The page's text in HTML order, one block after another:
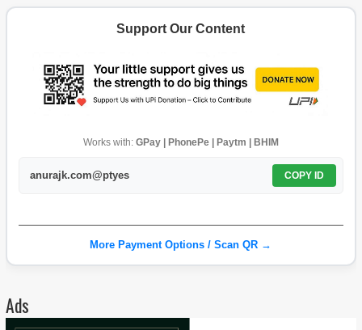
Support Our Content
Works with: GPay | PhonePe | Paytm | BHIM
anurajk.com@ptyes COPY ID
More Payment Options / Scan QR →
Ads